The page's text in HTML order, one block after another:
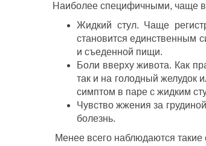
Наиболее специфичными, чаще
Жидкий стул. Чаще
становится единственным
и съеденной пищи.
Боли вверху живота. Как
так и на голодный желудок
симптом в паре с жидким
Чувство жжения за
болезнь.
Менее всего наблюдаются такие